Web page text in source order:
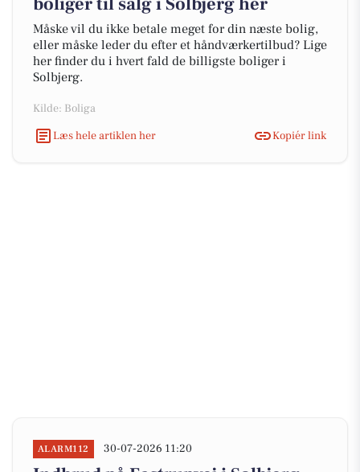
Måske vil du ikke betale meget for din næste bolig,
eller måske leder du efter et håndværkertilbud? Lige
her finder du i hvert fald de billigste boliger i
Solbjerg.
Kilde: Boliga
Læs hele artiklen her
Kopiér link
ALARM112 30-07-2026 11:20